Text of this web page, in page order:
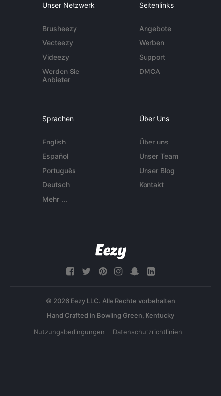
Unser Netzwerk
Brusheezy
Vecteezy
Videezy
Werden Sie
Anbieter
Seitenlinks
Angebote
Werben
Support
DMCA
Sprachen
English
Español
Português
Deutsch
Mehr ...
Über Uns
Über uns
Unser Team
Unser Blog
Kontakt
© 2026 Eezy LLC. Alle Rechte vorbehalten
Nutzungsbedingungen Datenschutzrichtlinien